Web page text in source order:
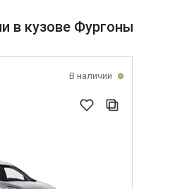
в кузове Фургоны
В наличии